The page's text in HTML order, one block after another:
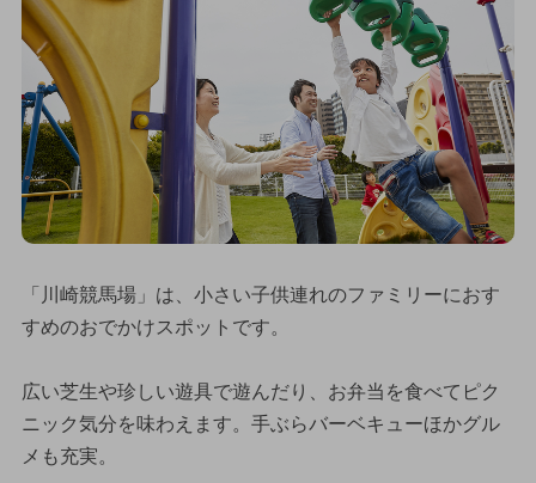
「川崎競馬場」は、小さい子供連れのファミリーにおす
すめのおでかけスポットです。
広い芝生や珍しい遊具で遊んだり、お弁当を食べてピク
ニック気分を味わえます。手ぶらバーベキューほかグル
メも充実。